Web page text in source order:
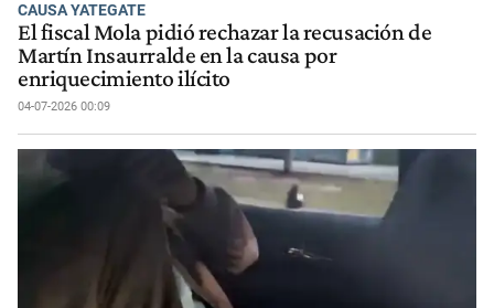
CAUSA YATEGATE
El fiscal Mola pidió rechazar la recusación de
Martín Insaurralde en la causa por
enriquecimiento ilícito
04-07-2026 00:09